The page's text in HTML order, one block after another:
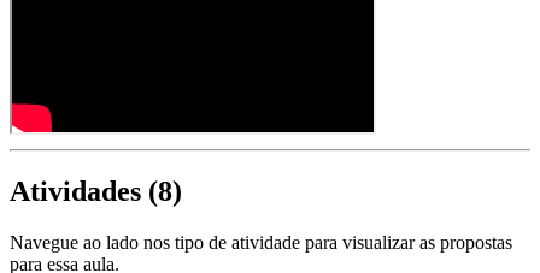
Atividades (8)
Navegue ao lado nos tipo de atividade para visualizar as propostas
para essa aula.